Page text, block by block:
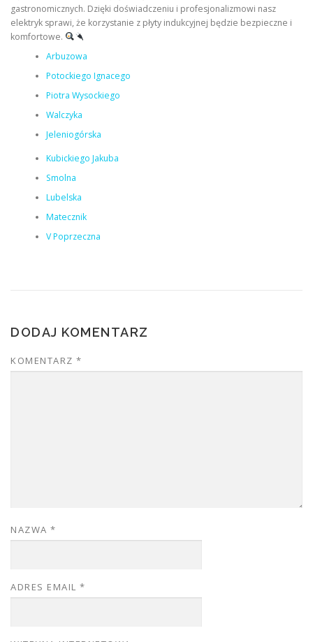
gastronomicznych. Dzięki doświadczeniu i profesjonalizmowi nasz
elektryk sprawi, że korzystanie z płyty indukcyjnej będzie bezpieczne i
komfortowe.
Arbuzowa
Potockiego Ignacego
Piotra Wysockiego
Walczyka
Jeleniogórska
Kubickiego Jakuba
Smolna
Lubelska
Matecznik
V Poprzeczna
DODAJ KOMENTARZ
KOMENTARZ *
NAZWA *
ADRES EMAIL *